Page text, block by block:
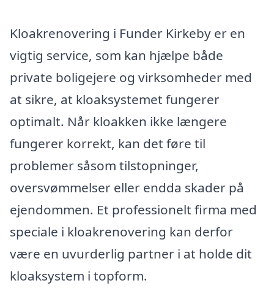
Kloakrenovering i Funder Kirkeby er en
vigtig service, som kan hjælpe både
private boligejere og virksomheder med
at sikre, at kloaksystemet fungerer
optimalt. Når kloakken ikke længere
fungerer korrekt, kan det føre til
problemer såsom tilstopninger,
oversvømmelser eller endda skader på
ejendommen. Et professionelt firma med
speciale i kloakrenovering kan derfor
være en uvurderlig partner i at holde dit
kloaksystem i topform.